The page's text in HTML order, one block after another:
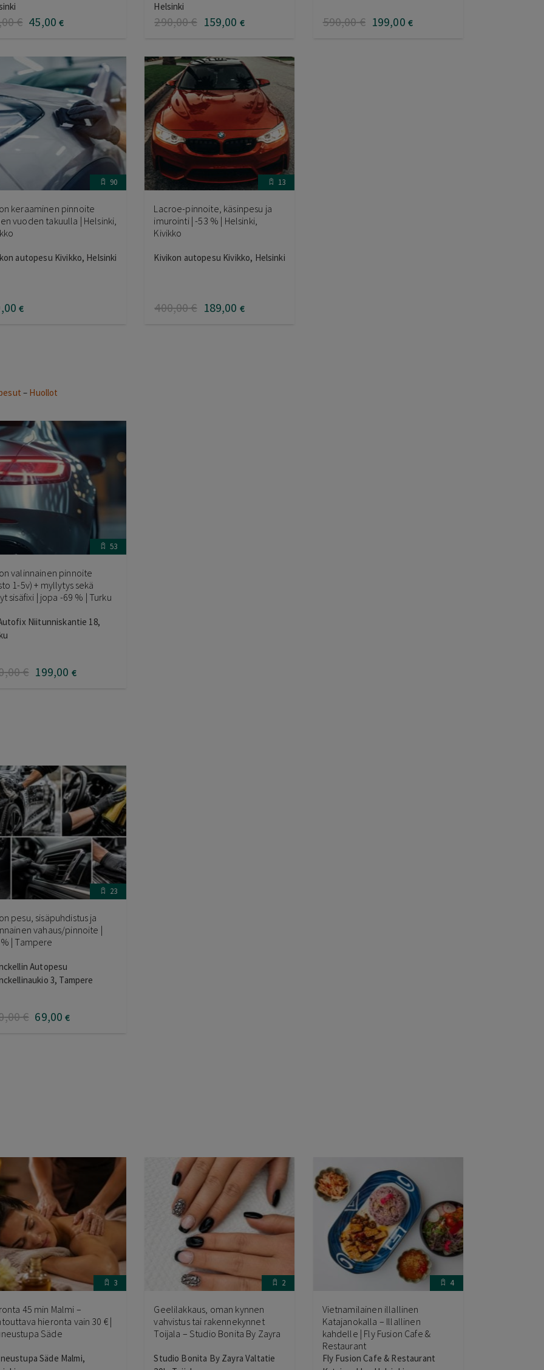
/ 5
€ 45,00 €
5.00/ 5
Helsinki
290,00€ 159,00 € 590,00€ 199,00 €
90
keraaminen pinnoite
vuoden takuulla | Helsinki,
autopesu Kivikko, Helsinki
,00 €
13
Lacroe-pinnoite, käsinpesu ja
imurointi | -53 % | Helsinki,
Kivikko
Kivikon autopesu Kivikko, Helsinki
400,00€ 189,00 €
– Huollot
53
valinnainen pinnoite
1-5v) + myllytys sekä
sisäfixi | jopa -69 % | Turku
Niitunniskantie 18,
,00€ 199,00 €
23
pesu, sisäpuhdistus ja
vahaus/pinnoite |
| Tampere
Autopesu
3, Tampere
,00€ 69,00 €
3
45 min Malmi –
hieronta vain 30 € |
Säde
Säde Malmi,
2
Geelilakkaus, oman kynnen
vahvistus tai rakennekynnet
Toijala – Studio Bonita By Zayra
Studio Bonita By Zayra Valtatie
4
Vietnamilainen illallinen
Katajanokalla – Illallinen
kahdelle | Fly Fusion Cafe &
Restaurant
Fly Fusion Cafe & Restaurant